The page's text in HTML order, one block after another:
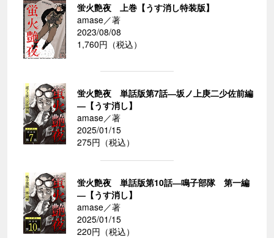
蛍火艶夜 上巻【うす消し特装版】
amase／著
2023/08/08
1,760円（税込）
蛍火艶夜 単話版第7話―坂ノ上庚二少佐前編
―【うす消し】
amase／著
2025/01/15
275円（税込）
蛍火艶夜 単話版第10話―鳴子部隊 第一編
―【うす消し】
amase／著
2025/01/15
220円（税込）